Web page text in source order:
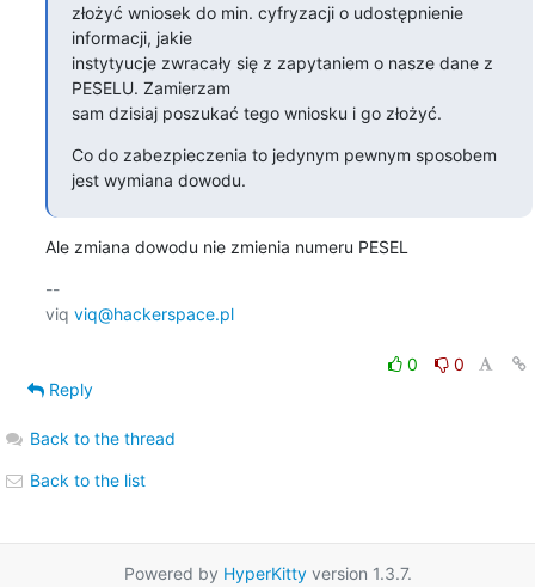
złożyć wniosek do min. cyfryzacji o udostępnienie
informacji, jakie
instytyucje zwracały się z zapytaniem o nasze dane z
PESELU. Zamierzam
sam dzisiaj poszukać tego wniosku i go złożyć.
Co do zabezpieczenia to jedynym pewnym sposobem
jest wymiana dowodu.
Ale zmiana dowodu nie zmienia numeru PESEL
--
viq viq@hackerspace.pl
0
0
Reply
Back to the thread
Back to the list
Powered by HyperKittyversion 1.3.7.